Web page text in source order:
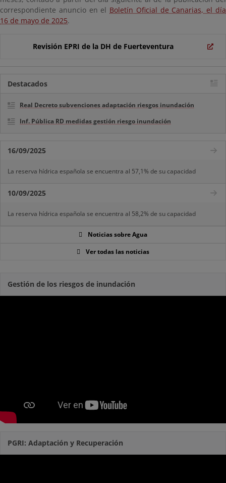
correspondiente anuncio en el Boletín Oficial de Canarias, el día
16 de mayo de 2025.
Revisión EPRI de la DH de Fuerteventura
Destacados
Real Decreto subvenciones adaptación riesgos inundación
Inf. Pública RD medidas gestión riesgo inundación
16/09/2025
La reserva hídrica española se encuentra al 57,1% de su capacidad
10/09/2025
La reserva hídrica española se encuentra al 58,2% de su capacidad
Noticias sobre Agua
Ver todas las noticias
Gestión de los riesgos de inundación
PGRI: Adaptación y Recuperación